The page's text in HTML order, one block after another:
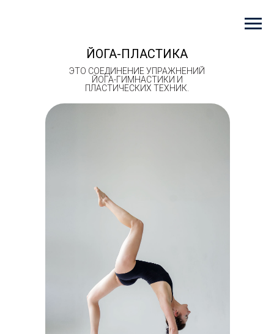
ЙОГА-ПЛАСТИКА
ЭТО СОЕДИНЕНИЕ УПРАЖНЕНИЙ
ЙОГА-ГИМНАСТИКИ И
ПЛАСТИЧЕСКИХ ТЕХНИК.